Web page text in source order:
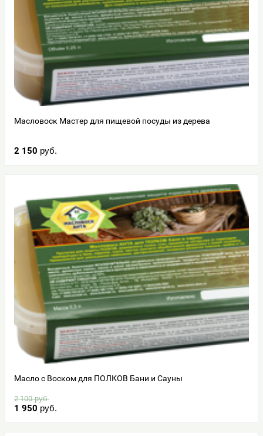
Масловоск Мастер для пищевой посуды из дерева
2 150 руб.
Масло с Воском для ПОЛКОВ Бани и Сауны
2 100руб.
1 950 руб.